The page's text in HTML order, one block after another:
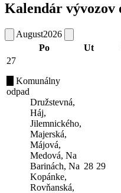
Kalendár vývozov
August2026
Po
Ut
27
Komunálny
odpad
Družstevná,
Háj,
Jilemnického,
Majerská,
Májová,
Medová, Na
Barinách, Na
Kopánke,
Rovňanská,
28 29